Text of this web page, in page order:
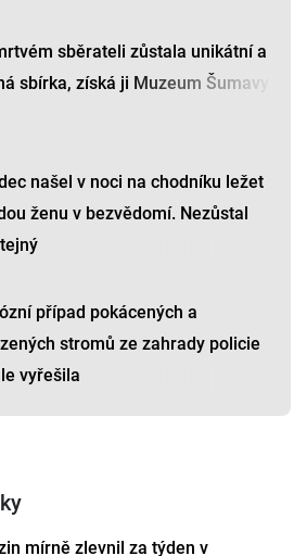
sběrateli zůstala unikátní a
sbírka, získá ji Muzeum Šumavy
našel v noci na chodníku ležet
ženu v bezvědomí. Nezůstal
případ pokácených a
stromů ze zahrady policie
vyřešila
mírně zlevnil za týden v